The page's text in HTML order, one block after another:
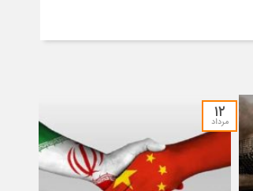
۱۲
مرداد